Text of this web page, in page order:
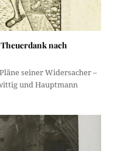
nach
seiner Widersacher –
und Hauptmann